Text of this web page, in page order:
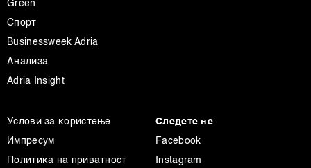
други слични технологии во
колачиња
повторно да ги ажурирате со клик на „Прикажи ги
деталите“. Согласноста можете во кој било момент да
ја повлечете без негативни последици.
Green
Спорт
Businessweek Adria
Анализа
Adria Insight
Услови за користење
Импресум
Политика на приватност
Следете не
Facebook
Instagram